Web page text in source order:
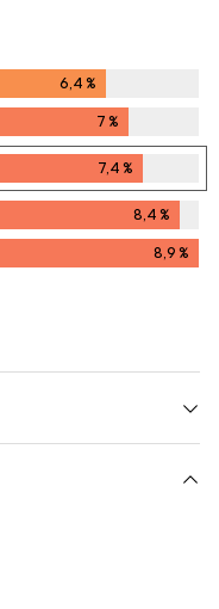
6,4%
7%
7,4%
8,4%
8,9%